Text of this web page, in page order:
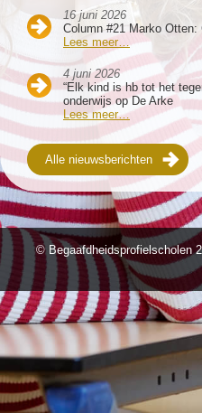
16 juni 2026
Column #21 Marko
Lees meer…
4 juni 2026
“Elk kind is hb tot het
onderwijs op De Arke
Lees meer…
Alle nieuwsberichten
© Begaafdheidsprofielscholen